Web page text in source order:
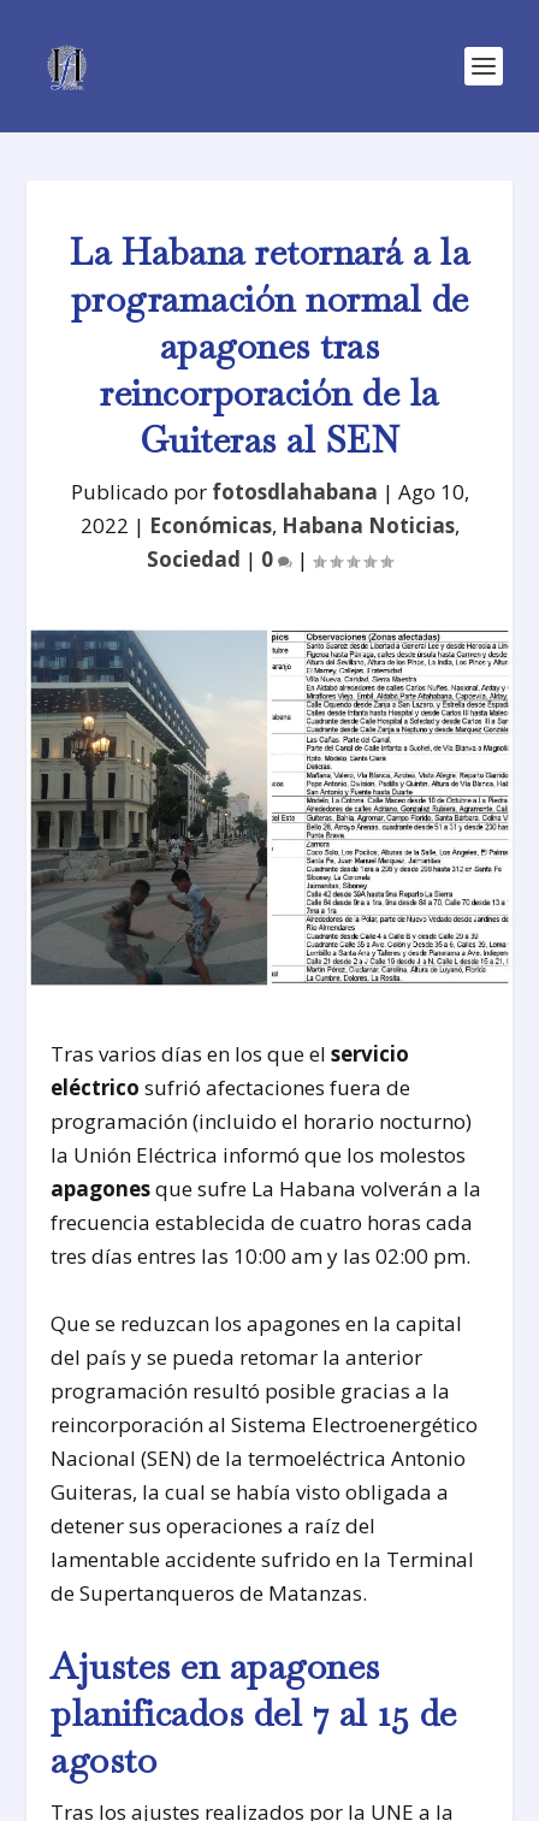
La Habana retornará a la
programación normal de
apagones tras
reincorporación de la
Guiteras al SEN
Publicado por fotosdlahabana | Ago 10,
2022 | Económicas, Habana Noticias,
Sociedad | 0 |
Tras varios días en los que elservicio
eléctricosufrió afectaciones fuera de
programación (incluido el horario nocturno)
la Unión Eléctrica informó que los molestos
apagonesque sufre La Habana volverán a la
frecuencia establecida de cuatro horas cada
tres días entres las 10:00 am y las 02:00 pm.
Que se reduzcan los apagones en la capital
del país y se pueda retomar la anterior
programación resultó posible gracias a la
reincorporación al Sistema Electroenergético
Nacional (SEN) de la termoeléctrica Antonio
Guiteras, la cual se había visto obligada a
detener sus operaciones a raíz del
lamentable accidente sufrido en la Terminal
de Supertanqueros de Matanzas.
Ajustes en apagones
planificados del 7 al 15 de
agosto
Tras los ajustes realizados por la UNE a la